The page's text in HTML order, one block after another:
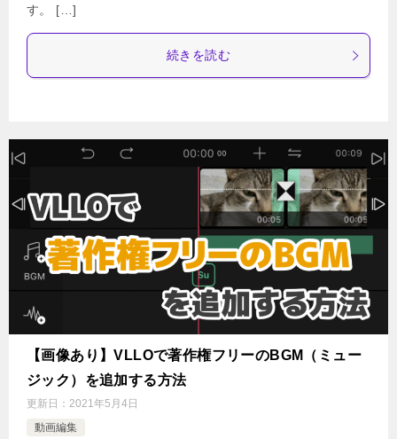
す。 […]
続きを読む
【画像あり】VLLOで著作権フリーのBGM（ミュー
ジック）を追加する方法
更新日： 2021年5月4日
動画編集